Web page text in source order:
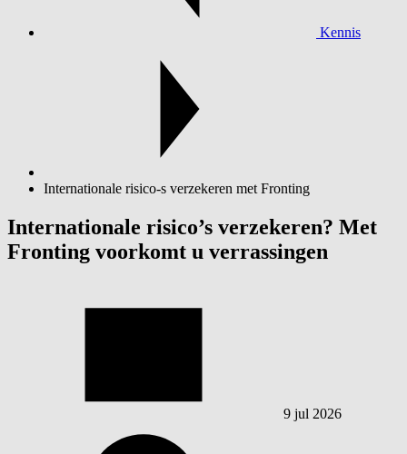
Kennis
Internationale risico-s verzekeren met Fronting
Internationale risico’s verzekeren? Met
Fronting voorkomt u verrassingen
9 jul 2026